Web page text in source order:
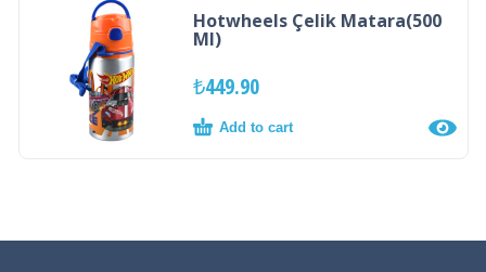
Hotwheels Çelik Matara(500
Ml)
₺449.90
Add to cart